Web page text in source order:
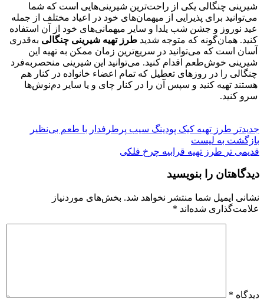
شیرینی چنگالی یکی از راحت‌ترین شیرینی‌هایی است که شما
می‌توانید برای پذیرایی از میهمان‌های خود در اعیاد مختلف از جمله
عید نوروز و جشن شب یلدا و سایر میهمانی‌های خود از آن استفاده
کنید. همان‌گونه که متوجه شدید طرز تهیه شیرینی چنگالی به‌قدری
آسان است که می‌توانید در سریع‌ترین زمان ممکن به تهیه این
شیرینی خوش‌طعم اقدام کنید. می‌توانید این شیرینی منحصربه‌فرد
چنگالی را در روزهای تعطیل که تمام اعضاء خانواده در کنار هم
هستند تهیه کنید و سپس آن را در کنار چای و یا سایر دم‌نوش‌ها
سرو کنید.
جدیدتر طرز تهیه کیک پودینگ سیب پرطرفدار با طعم بی‌نظیر
بازگشت به لیست
قدیمی تر طرز تهیه قرابیه چرخ فلکی
دیدگاهتان را بنویسید
نشانی ایمیل شما منتشر نخواهد شد. بخش‌های موردنیاز
علامت‌گذاری شده‌اند *
دیدگاه *